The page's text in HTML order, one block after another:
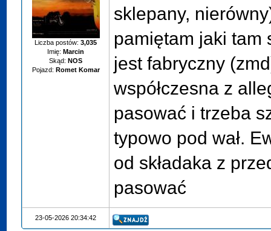
Liczba postów:3,035
Imię: Marcin
Skąd: NOS
Pojazd: Romet Komar
sklepany,
pamiętam jaki tam
jest fabryczny
współczesna z
pasować i trzeba
typowo pod wał.
od składaka z
pasować
23-05-2026 20:34:42